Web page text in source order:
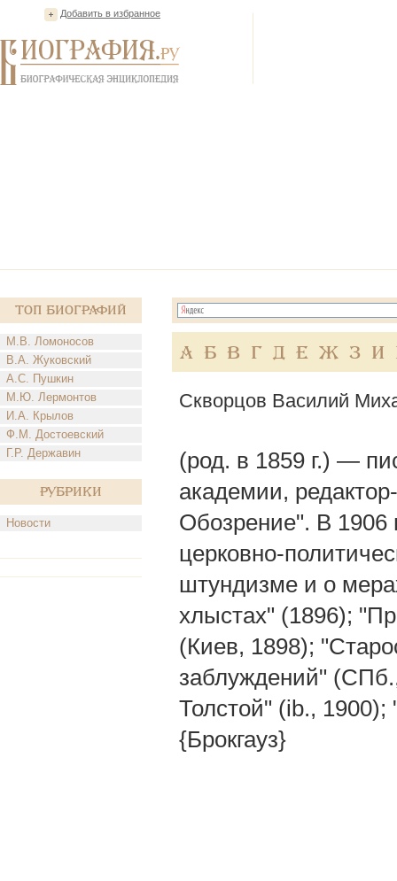
Добавить в избранное
Топ Биографий
М.В. Ломоносов
В.А. Жуковский
А.С. Пушкин
М.Ю. Лермонтов
И.А. Крылов
Ф.М. Достоевский
Г.Р. Державин
Рубрики
Новости
А Б В Г Д Е Ж З И
Скворцов Василий
(род. в 1859 г.) —
академии,
Обозрение". В 1906
церковно-
штундизме и о
хлыстах" (1896);
(Киев, 1898);
заблуждений"
Толстой" (ib.,
{Брокгауз}